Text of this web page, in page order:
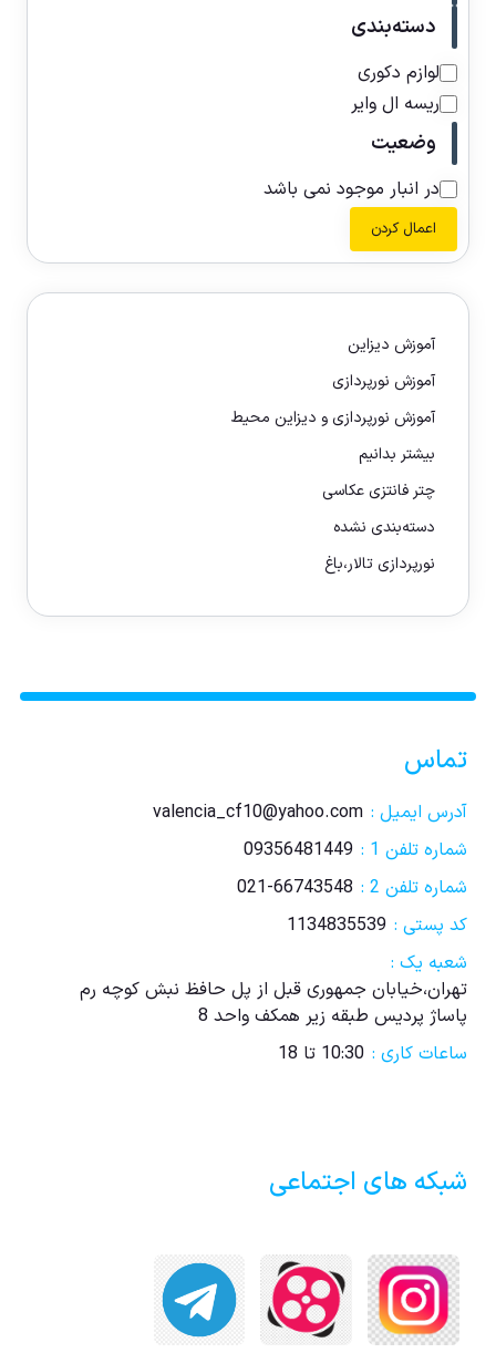
دسته‌بندی
لوازم دکوری
ریسه ال وایر
وضعیت
در انبار موجود نمی باشد
اعمال کردن
آموزش دیزاین
آموزش نورپردازی
آموزش نورپردازی و دیزاین محیط
بیشتر بدانیم
چتر فانتزی عکاسی
دسته‌بندی نشده
نورپردازی تالار،باغ
تماس
آدرس ایمیل : valencia_cf10@yahoo.com
شماره تلفن 1 :
09356481449
شماره تلفن 2 :
021-66743548
کد پستی : 1134835539
شعبه یک :
تهران،خیابان جمهوری قبل از پل حافظ نبش کوچه رم
پاساژ پردیس طبقه زیر همکف واحد 8
ساعات کاری : 10:30 تا 18
شبکه های اجتماعی